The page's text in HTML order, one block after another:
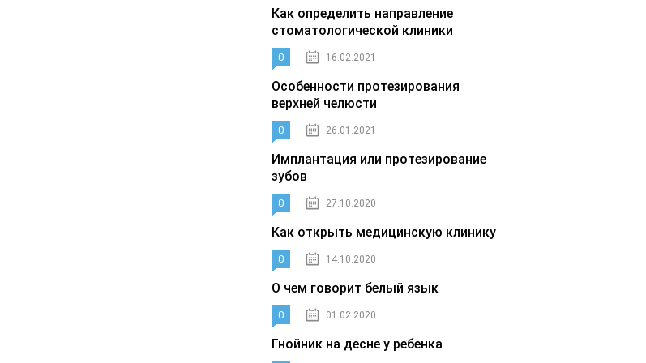
Как определить направление
стоматологической клиники
0 16.02.2021
Особенности протезирования
верхней челюсти
0 26.01.2021
Имплантация или протезирование
зубов
0 27.10.2020
Как открыть медицинскую клинику
0 14.10.2020
О чем говорит белый язык
0 01.02.2020
Гнойник на десне у ребенка